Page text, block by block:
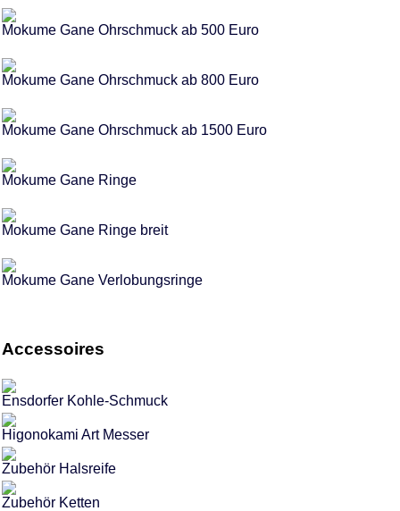
Mokume Gane Ohrschmuck ab 500 Euro
Mokume Gane Ohrschmuck ab 800 Euro
Mokume Gane Ohrschmuck ab 1500 Euro
Mokume Gane Ringe
Mokume Gane Ringe breit
Mokume Gane Verlobungsringe
Accessoires
Ensdorfer Kohle-Schmuck
Higonokami Art Messer
Zubehör Halsreife
Zubehör Ketten